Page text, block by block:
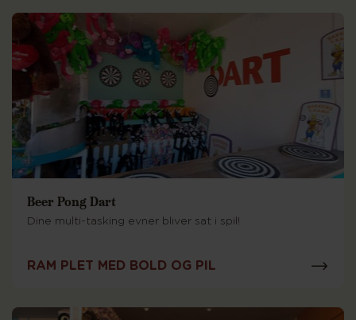
Beer Pong Dart
Dine multi-tasking evner bliver sat i spil!
RAM PLET MED BOLD OG PIL